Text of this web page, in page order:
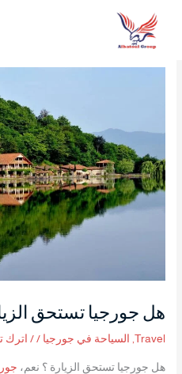
تخطي
المحتوى
هل جورجيا تستحق
Travel
, السياحة في جورجيا /
/ اترك
هل جورجيا تستحق الزيارة ؟ نعم،